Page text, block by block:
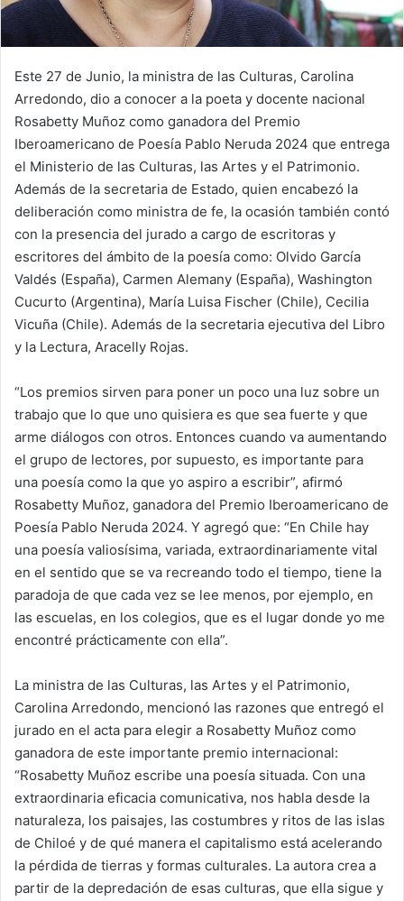
Este 27 de Junio, la ministra de las Culturas, Carolina
Arredondo, dio a conocer a la poeta y docente nacional
Rosabetty Muñoz como ganadora del Premio
Iberoamericano de Poesía Pablo Neruda 2024 que entrega
el Ministerio de las Culturas, las Artes y el Patrimonio.
Además de la secretaria de Estado, quien encabezó la
deliberación como ministra de fe, la ocasión también contó
con la presencia del jurado a cargo de escritoras y
escritores del ámbito de la poesía como: Olvido García
Valdés (España), Carmen Alemany (España), Washington
Cucurto (Argentina), María Luisa Fischer (Chile), Cecilia
Vicuña (Chile). Además de la secretaria ejecutiva del Libro
y la Lectura, Aracelly Rojas.
“Los premios sirven para poner un poco una luz sobre un
trabajo que lo que uno quisiera es que sea fuerte y que
arme diálogos con otros. Entonces cuando va aumentando
el grupo de lectores, por supuesto, es importante para
una poesía como la que yo aspiro a escribir”, afirmó
Rosabetty Muñoz, ganadora del Premio Iberoamericano de
Poesía Pablo Neruda 2024. Y agregó que: “En Chile hay
una poesía valiosísima, variada, extraordinariamente vital
en el sentido que se va recreando todo el tiempo, tiene la
paradoja de que cada vez se lee menos, por ejemplo, en
las escuelas, en los colegios, que es el lugar donde yo me
encontré prácticamente con ella”.
La ministra de las Culturas, las Artes y el Patrimonio,
Carolina Arredondo, mencionó las razones que entregó el
jurado en el acta para elegir a Rosabetty Muñoz como
ganadora de este importante premio internacional:
“Rosabetty Muñoz escribe una poesía situada. Con una
extraordinaria eficacia comunicativa, nos habla desde la
naturaleza, los paisajes, las costumbres y ritos de las islas
de Chiloé y de qué manera el capitalismo está acelerando
la pérdida de tierras y formas culturales. La autora crea a
partir de la depredación de esas culturas, que ella sigue y